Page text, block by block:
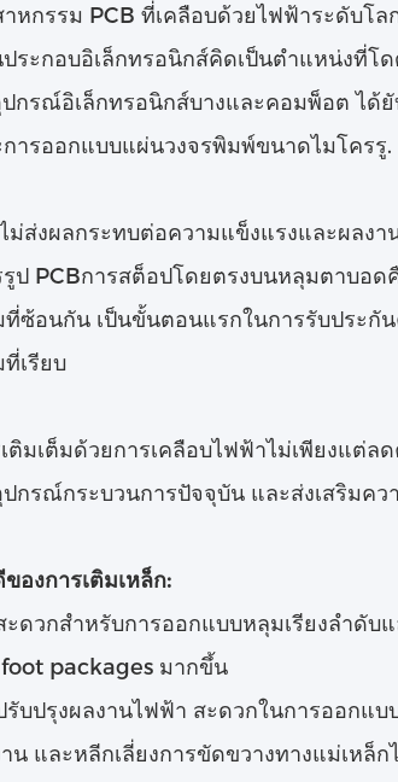
หกรรม PCB ที่เคลือบด้วยไฟฟ้าระดับโ
ระกอบอิเล็กทรอนิกส์คิดเป็นตําแหน่งที่
กรณ์อิเล็กทรอนิกส์บางและคอมพ็อต ได้
ารออกแบบแผ่นวงจรพิมพ์ขนาดไมโครรู.
ม่ส่งผลกระทบต่อความแข็งแรงและผลง
ป PCBการสต็อปโดยตรงบนหลุมตาบอ
ซ้อนกัน เป็นขั้นตอนแรกในการรับประกั
เรียบ
ติมเต็มด้วยการเคลือบไฟฟ้าไม่เพียงแต่
กรณ์กระบวนการปัจจุบัน และส่งเสริมคว
องการเติมเหล็ก:
ะดวกสําหรับการออกแบบหลุมเรียงลําดั
packages มากขึ้น
รับปรุงผลงานไฟฟ้า สะดวกในการออกแ
น และหลีกเลี่ยงการขัดขวางทางแม่เหล็ก